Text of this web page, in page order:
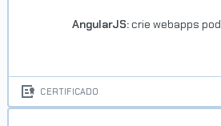
AngularJS: crie webapps
CERTIFICADO